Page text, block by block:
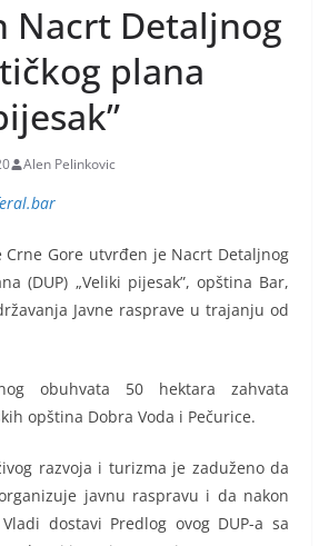
Nacrt Detaljnog
plana
Alen Pelinkovic
Crne Gore utvrđen je Nacrt Detaljnog
(DUP) „Veliki pijesak”, opština Bar,
Javne rasprave u trajanju od
obuhvata 50 hektara zahvata
opština Dobra Voda i Pečurice.
razvoja i turizma je zaduženo da
javnu raspravu i da nakon
dostavi Predlog ovog DUP-a sa